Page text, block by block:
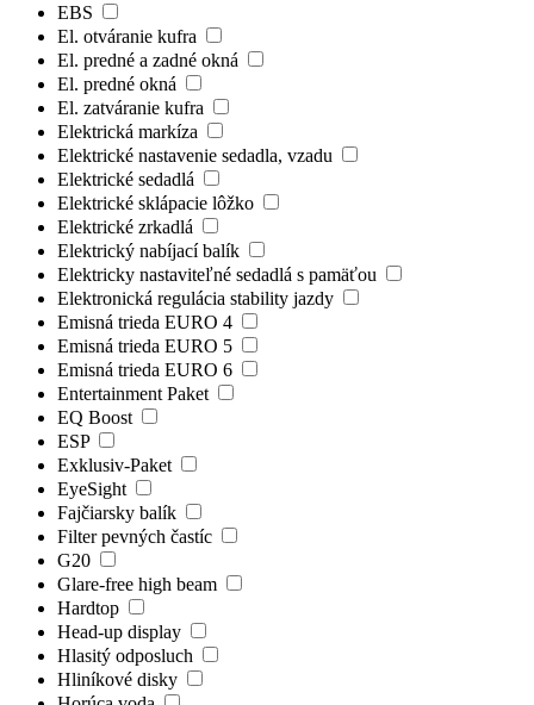
EBS
El. otváranie kufra
El. predné a zadné okná
El. predné okná
El. zatváranie kufra
Elektrická markíza
Elektrické nastavenie sedadla, vzadu
Elektrické sedadlá
Elektrické sklápacie lôžko
Elektrické zrkadlá
Elektrický nabíjací balík
Elektricky nastaviteľné sedadlá s pamäťou
Elektronická regulácia stability jazdy
Emisná trieda EURO 4
Emisná trieda EURO 5
Emisná trieda EURO 6
Entertainment Paket
EQ Boost
ESP
Exklusiv-Paket
EyeSight
Fajčiarsky balík
Filter pevných častíc
G20
Glare-free high beam
Hardtop
Head-up display
Hlasitý odposluch
Hliníkové disky